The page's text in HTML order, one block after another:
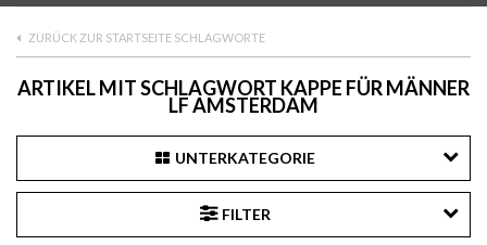
ZURÜCK ZUR STARTSEITE SCHLAGWORTE
ARTIKEL MIT SCHLAGWORT KAPPE FÜR MÄNNER
LF AMSTERDAM
UNTERKATEGORIE
FILTER